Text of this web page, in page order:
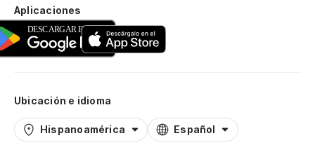
Aplicaciones
Ubicación e idioma
Hispanoamérica Español